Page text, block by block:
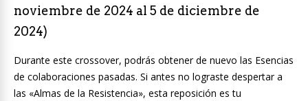
noviembre de 2024 al 5 de diciembre de
2024)
Durante este crossover, podrás obtener de nuevo las Esencias
de colaboraciones pasadas. Si antes no lograste despertar a
las «Almas de la Resistencia», esta reposición es tu